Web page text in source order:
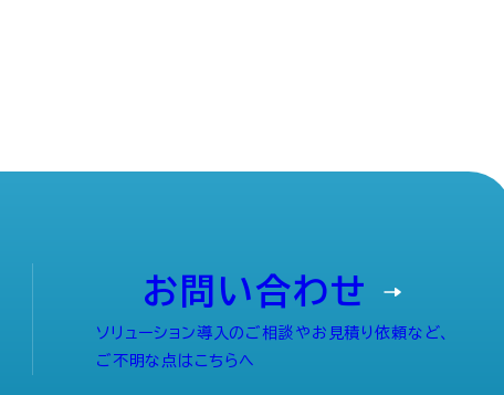
お問い合わせ
ソリューション導入のご相談やお見積り依頼など、
ご不明な点はこちらへ